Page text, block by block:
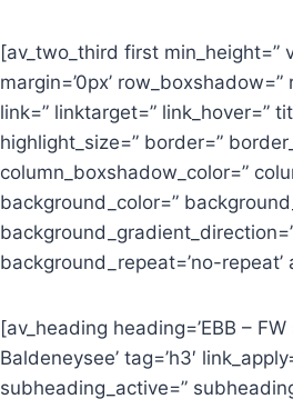
[av_two_third first min_height=”
margin=’0px’
link=” linktarget=” link_hover=”
highlight_size=” border=”
column_boxshadow_color=”
background_color=”
background_repeat=’no-
[av_heading heading=’EBB –
Baldeneysee’ tag=’h3′
subheading_active=”